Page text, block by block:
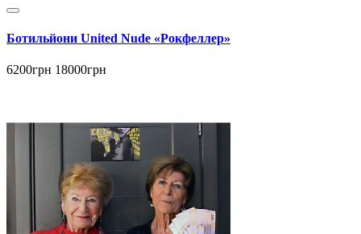
Ботильйони United Nude «Рокфеллер»
6200грн 18000грн